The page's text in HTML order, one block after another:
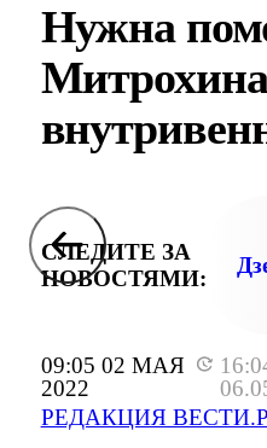
09:05 02 МАЯ
2022
РЕДАКЦИЯ
Нужна
Митрохина
СЛЕДИТЕ ЗА
НОВОСТЯМИ: